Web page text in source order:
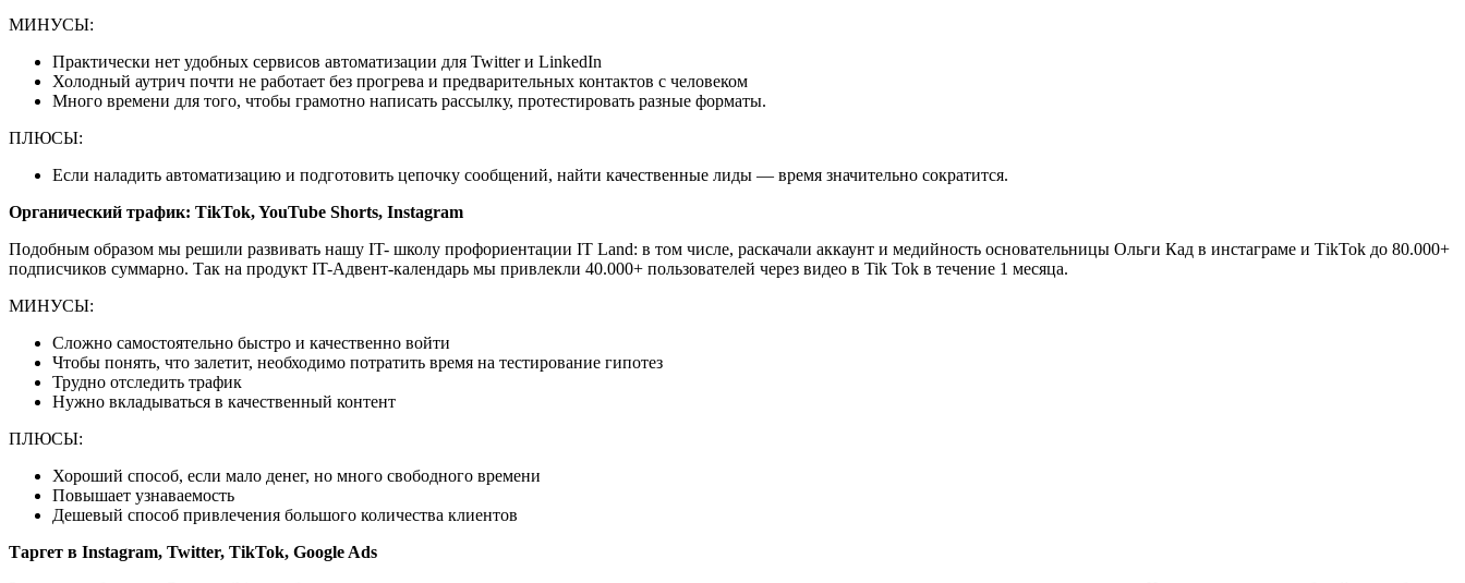
МИНУСЫ:
Практически нет удобных сервисов автоматизации для Twitter и LinkedIn
Холодный аутрич почти не работает без прогрева и предварительных контактов с человеком
Много времени для того, чтобы грамотно написать рассылку, протестировать разные форматы.
ПЛЮСЫ:
Если наладить автоматизацию и подготовить цепочку сообщений, найти качественные лиды — время значительно сократится.
Органический трафик: TikTok, YouTube Shorts, Instagram
Подобным образом мы решили развивать нашу IT- школу профориентации IT Land: в том числе, раскачали аккаунт и медийность основательницы Ольги Кад в инстаграме и ТikTok до 80.000+
подписчиков суммарно. Так на продукт IT-Адвент-календарь мы привлекли 40.000+ пользователей через видео в Tik Tok в течение 1 месяца.
МИНУСЫ:
Сложно самостоятельно быстро и качественно войти
Чтобы понять, что залетит, необходимо потратить время на тестирование гипотез
Трудно отследить трафик
Нужно вкладываться в качественный контент
ПЛЮСЫ:
Хороший способ, если мало денег, но много свободного времени
Повышает узнаваемость
Дешевый способ привлечения большого количества клиентов
Таргет в Instagram, Twitter, TikTok, Google Ads